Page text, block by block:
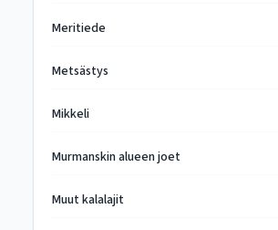
Meritiede
Metsästys
Mikkeli
Murmanskin alueen joet
Muut kalalajit